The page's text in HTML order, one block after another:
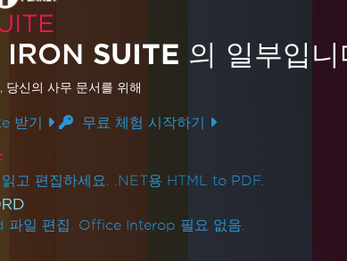
는 방법 | IronXL
라이브러리를 사용하여 Excel
적으로 정리하여 데이터 처리 기능
키는 단계별 가이드를 제공합니다.
이 비
SUITE 의 일부입니
, 당신의 사무 문서를 위해
받기 무료 체험 시작하기
고 편집하세요. .NET용 HTML to PDF.
일 편집. Office Interop 필요 없음.